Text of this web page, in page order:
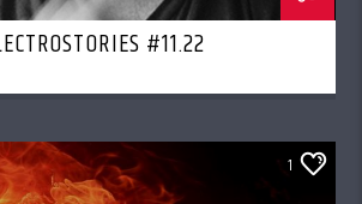
#11.22
1